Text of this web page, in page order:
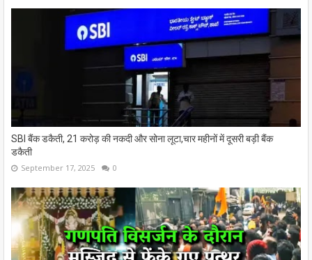
SBI बैंक डकैती, 21 करोड़ की नकदी और सोना लूटा,चार महीनों में दूसरी बड़ी बैंक
डकैती
September 17, 2025 0